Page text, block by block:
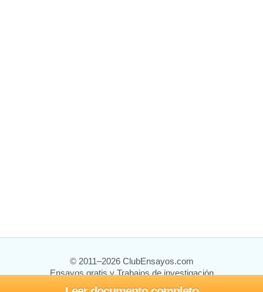
© 2011–2026 ClubEnsayos.com
Ensayos gratis y Trabajos de investigación